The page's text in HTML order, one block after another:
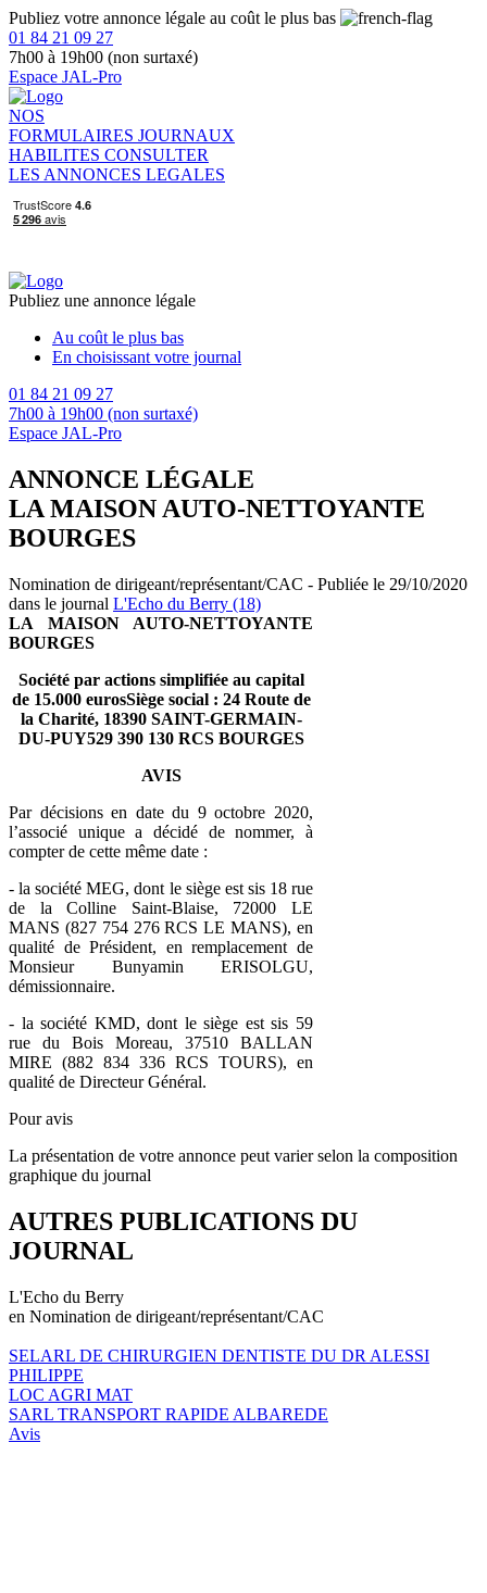
Publiez votre annonce légale au coût le plus bas
01 84 21 09 27
7h00 à 19h00 (non surtaxé)
Espace JAL-Pro
NOS
FORMULAIRES JOURNAUX
HABILITES CONSULTER
LES ANNONCES LEGALES
Publiez une annonce légale
Au coût le plus bas
En choisissant votre journal
01 84 21 09 27
7h00 à 19h00 (non surtaxé)
Espace JAL-Pro
ANNONCE LÉGALE
LA MAISON AUTO-NETTOYANTE
BOURGES
Nomination de dirigeant/représentant/CAC - Publiée le 29/10/2020
dans le journal L'Echo du Berry (18)
LA MAISON AUTO-NETTOYANTE
BOURGES
Société par actions simplifiée au capital
de 15.000 eurosSiège social : 24 Route de
la Charité, 18390 SAINT-GERMAIN-
DU-PUY529 390 130 RCS BOURGES
AVIS
Par décisions en date du 9 octobre 2020,
l’associé unique a décidé de nommer, à
compter de cette même date :
- la société MEG, dont le siège est sis 18 rue
de la Colline Saint-Blaise, 72000 LE
MANS (827 754 276 RCS LE MANS), en
qualité de Président, en remplacement de
Monsieur Bunyamin ERISOLGU,
démissionnaire.
- la société KMD, dont le siège est sis 59
rue du Bois Moreau, 37510 BALLAN
MIRE (882 834 336 RCS TOURS), en
qualité de Directeur Général.
Pour avis
La présentation de votre annonce peut varier selon la composition
graphique du journal
AUTRES PUBLICATIONS DU
JOURNAL
L'Echo du Berry
en Nomination de dirigeant/représentant/CAC
SELARL DE CHIRURGIEN DENTISTE DU DR ALESSI
PHILIPPE
LOC AGRI MAT
SARL TRANSPORT RAPIDE ALBAREDE
Avis